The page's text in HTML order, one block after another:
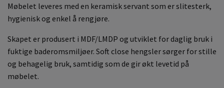
Møbelet leveres med en keramisk servant som er slitesterk,
hygienisk og enkel å rengjøre.
Skapet er produsert i MDF/LMDP og utviklet for daglig bruk i
fuktige baderomsmiljøer. Soft close hengsler sørger for stille
og behagelig bruk, samtidig som de gir økt levetid på
møbelet.